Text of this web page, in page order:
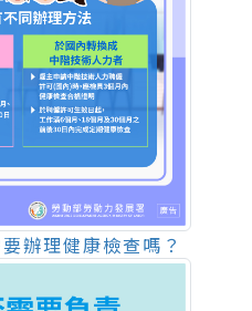
辦理健康檢查嗎？